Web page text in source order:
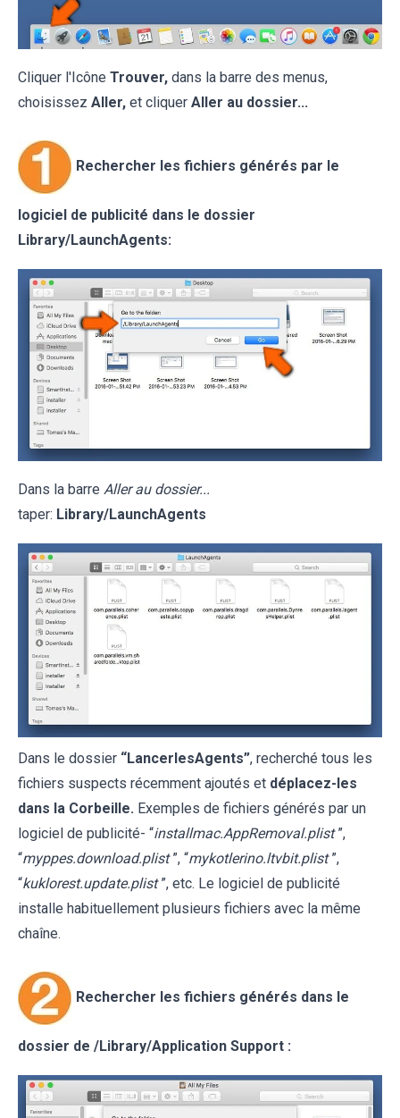
Cliquer l'Icône Trouver, dans la barre des menus,
choisissez Aller, et cliquer Aller au dossier...
Rechercher les fichiers générés par le
logiciel de publicité dans le dossier
Library/LaunchAgents:
Dans la barre Aller au dossier...
taper: Library/LaunchAgents
Dans le dossier “LancerlesAgents”, recherché tous les
fichiers suspects récemment ajoutés et déplacez-les
dans la Corbeille. Exemples de fichiers générés par un
logiciel de publicité- “installmac.AppRemoval.plist ”,
“myppes.download.plist ”, “mykotlerino.ltvbit.plist ”,
“kuklorest.update.plist ”, etc. Le logiciel de publicité
installe habituellement plusieurs fichiers avec la même
chaîne.
Rechercher les fichiers générés dans le
dossier de /Library/Application Support :